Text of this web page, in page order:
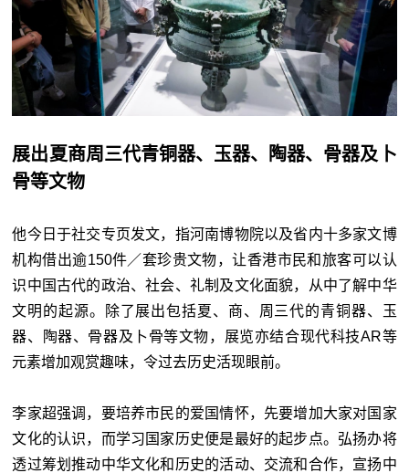
展出夏商周三代青铜器、玉器、陶器、骨器及卜
骨等文物
他今日于社交专页发文，指河南博物院以及省内十多家文博
机构借出逾150件／套珍贵文物，让香港市民和旅客可以认
识中国古代的政治、社会、礼制及文化面貌，从中了解中华
文明的起源。除了展出包括夏、商、周三代的青铜器、玉
器、陶器、骨器及卜骨等文物，展览亦结合现代科技AR等
元素增加观赏趣味，令过去历史活现眼前。
李家超强调，要培养市民的爱国情怀，先要增加大家对国家
文化的认识，而学习国家历史便是最好的起步点。弘扬办将
透过筹划推动中华文化和历史的活动、交流和合作，宣扬中